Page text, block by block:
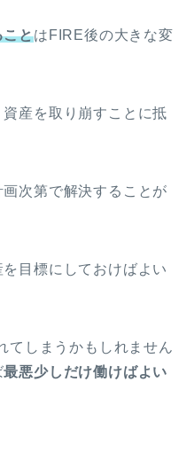
ことはFIRE後の大きな変
産を取り崩すことに抵
次第で解決することが
目標にしておけばよい
てしまうかもしれません
最悪少しだけ働けばよい